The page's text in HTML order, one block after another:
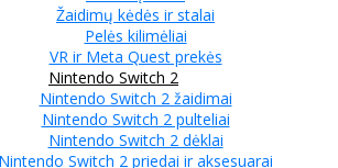
Žaidimų kėdės ir stalai
Pelės kilimėliai
VR ir Meta Quest prekės
Nintendo Switch 2
Nintendo Switch 2 žaidimai
Nintendo Switch 2 pulteliai
Nintendo Switch 2 dėklai
Nintendo Switch 2 priedai ir aksesuarai